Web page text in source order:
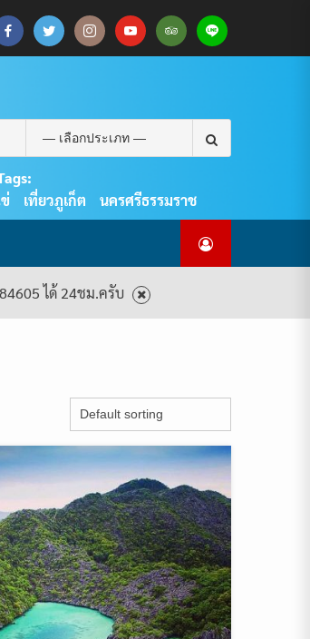
ม
คเกจ
Search
for:
เที่ยวภูเก็ต นครศรีธรรมราช
ได้ 24ชม.ครับ